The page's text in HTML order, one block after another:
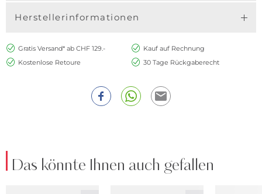
Herstellerinformationen
Gratis Versand* ab CHF 129.-
Kauf auf Rechnung
Kostenlose Retoure
30 Tage Rückgaberecht
Das könnte Ihnen auch gefallen